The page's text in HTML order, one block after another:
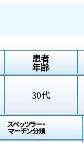
患者
年齢
30代
スペッツラー・
マーチン分類